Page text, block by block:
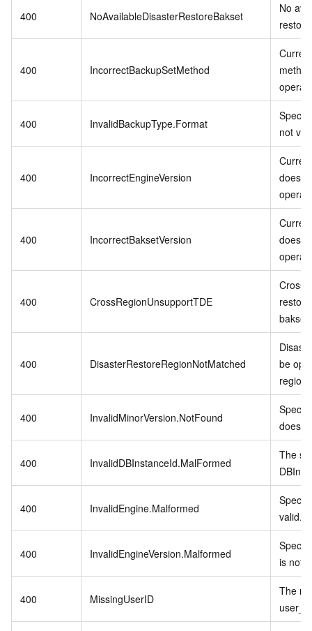
400 NoAvailableDisasterRestoreBakset
No
400 IncorrectBackupSetMethod
400 InvalidBackupType.Format
not
400 IncorrectEngineVersion
does
400 IncorrectBaksetVersion
does
400 CrossRegionUnsupportTDE
Cross-
bakset.
400 DisasterRestoreRegionNotMatched
be
region
400 InvalidMinorVersion.NotFound
does
400 InvalidDBInstanceId.MalFormed
The
400 InvalidEngine.Malformed
valid.
400 InvalidEngineVersion.Malformed
is not
400 MissingUserID
The